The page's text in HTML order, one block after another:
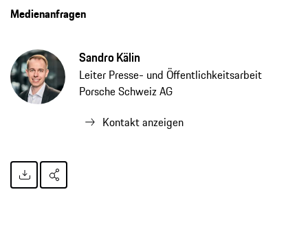
Medienanfragen
Sandro Kälin
Leiter Presse- und Öffentlichkeitsarbeit
Porsche Schweiz AG
Kontakt anzeigen